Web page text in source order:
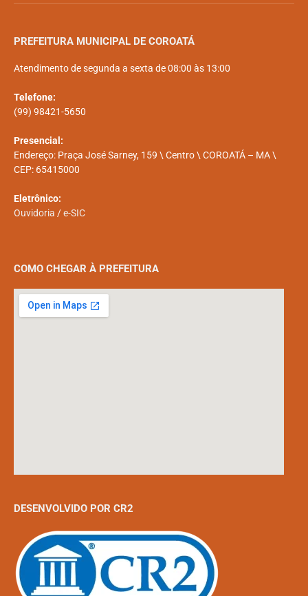
PREFEITURA MUNICIPAL DE COROATÁ
Atendimento de segunda a sexta de 08:00 às 13:00
Telefone:
(99) 98421-5650
Presencial:
Endereço: Praça José Sarney, 159 \ Centro \ COROATÁ – MA \
CEP: 65415000
Eletrônico:
Ouvidoria /e-SIC
COMO CHEGAR À PREFEITURA
DESENVOLVIDO POR CR2